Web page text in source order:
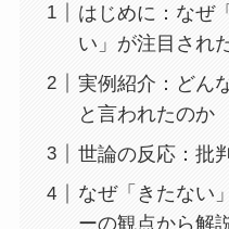
はじめに：なぜ
い」が注目され
実例紹介：どん
と言われたのか
世論の反応：批
なぜ「きたない
ーの観点から解